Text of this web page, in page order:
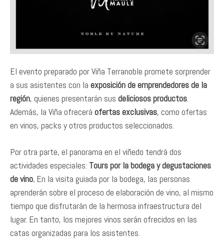
El evento preparado por Viña Terranoble promete sorprender
a sus asistentes con la exposición de emprendedores de la
región, quienes presentarán sus deliciosos productos
Además, la Viña ofrecerá ofertas exclusivas, como ofertas
en vinos, packs y otros productos seleccionados.
Por otra parte, el panorama en el viñedo tendrá dos
actividades especiales: Tours por la bodega y degustaciones
de vino. En la visita guiada por la bodega, las personas
aprenderán sobre el proceso de elaboración de vino, al mismo
tiempo que disfrutarán de la hermosa infraestructura del
lugar. En tanto, los mejores vinos serán ofrecidos en las
catas organizadas para los asistentes.